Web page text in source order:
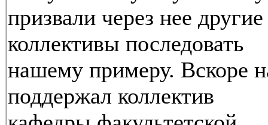
призвали через нее другие
коллективы последовать
нашему примеру. Вскоре
поддержал коллектив